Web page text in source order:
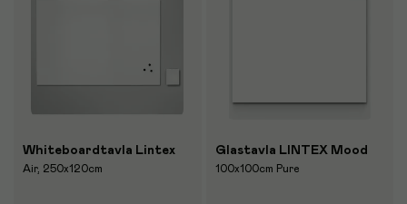
Whiteboardtavla Lintex
Air, 250x120cm
Glastavla LINTEX Mood
100x100cm Pure